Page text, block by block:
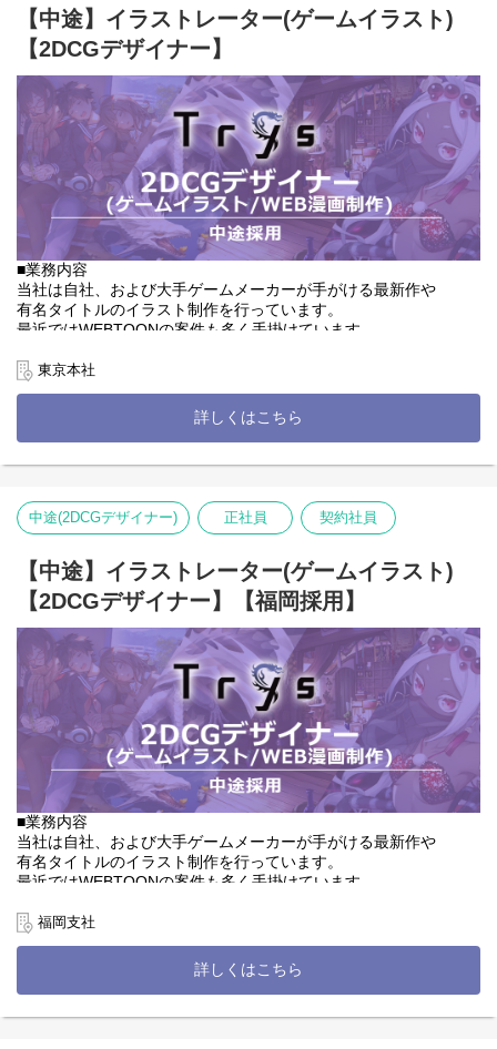
これからお取引する予定の新規取引先の法人様へは、どのような
課題を抱えているかをヒアリングし、
当社から課題解決につながるソリューションを提案していただき
これまでの経験を活かし、エンタメ業界で活躍をしていただける
ことを期待します。
■アピールポイント
年齢・性別・社歴など一切関係なく成長と活躍をしていただけま
■職務の変更範囲
会社の定める職種
会社の定める場所
└カードイラストや立ち絵制作など（仕様書に沿ってラフ～線画・
着彩までお任せいたします。）
・背景デザイン
└建築物や自然物などの背景等、画面の全体を占める重要なパート
・コンセプトアート
└ゲーム初期開発のサポートや世界観構築の業務もあり。キャラク
ター設定、衣装デザインや武器、背景など
チームはこれまでのご経験や適性によって決定します。
ご希望の案件や得意領域は面接でお話ください。
■職務の変更範囲
会社の定める職種
■就業場所の変更範囲
会社の定める場所
【中途】イラストレーター(ゲームイラスト)
【2DCGデザイナー】
■業務内容
当社は自社、および大手ゲームメーカーが手がける最新作や
有名タイトルのイラスト制作を行っています。
最近ではWEBTOONの案件も多く手掛けています。
受注増加によりキャラクター、アイテム、武器、背景制作、
マンガやアニメなど幅広いコンテンツ制作に携わっていただく
イラストレーターを大募集！
■詳細
・キャラクター制作
着彩までお任せいたします。）
・背景デザイン
・コンセプトアート
└ゲーム初期開発のサポートや世界観構築の業務もあり。キャラク
ター設定、衣装デザインや武器、背景など
チームはこれまでのご経験や適性によって決定します。
ご希望の案件や得意領域は面接でお話ください。
■職務の変更範囲
会社の定める職種
■就業場所の変更範囲
会社の定める場所
東京本社
詳しくはこちら
中途(2DCGデザイナー) 正社員 契約社員
【中途】イラストレーター(ゲームイラスト)
【2DCGデザイナー】【福岡採用】
■業務内容
当社は自社、および大手ゲームメーカーが手がける最新作や
有名タイトルのイラスト制作を行っています。
最近ではWEBTOONの案件も多く手掛けています。
受注増加によりキャラクター、アイテム、武器、背景制作、
マンガやアニメなど幅広いコンテンツ制作に携わっていただく
イラストレーターを大募集！
■詳細
・キャラクター制作
福岡支社
詳しくはこちら